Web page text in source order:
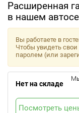
Расширенная
в нашем
Вы работаете в
Чтобы увидеть
паролем (или
Нет на складе
Посмотреть